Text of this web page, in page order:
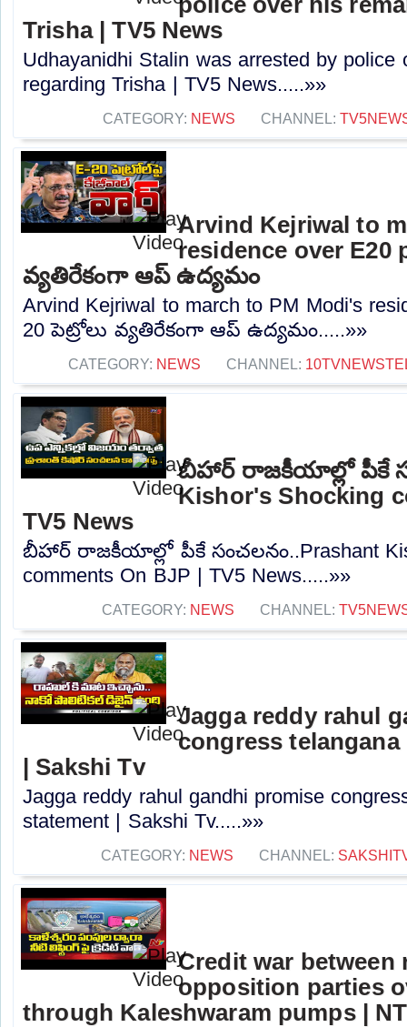
Trisha | TV5 News
Udhayanidhi Stalin was arrested by police
regarding Trisha | TV5 News.....»»
CATEGORY: NEWS CHANNEL:
Arvind Kejriwal to
residence over E20
వ్యతిరేకంగా ఆప్ ఉద్యమం
Arvind Kejriwal to march to PM Modi's
20 పెట్రోలు వ్యతిరేకంగా ఆప్ ఉద్యమం.....»»
CATEGORY: NEWS CHANNEL:
బీహార్ రాజకీయాల్లో పీకే
Kishor's Shocking
TV5 News
బీహార్ రాజకీయాల్లో పీకే సంచలనం..Prashant
comments On BJP | TV5 News.....»»
CATEGORY: NEWS CHANNEL:
Jagga reddy rahul
congress
| Sakshi Tv
Jagga reddy rahul gandhi promise
statement | Sakshi Tv.....»»
CATEGORY: NEWS CHANNEL:
Credit war between
opposition parties
through Kaleshwaram pumps |